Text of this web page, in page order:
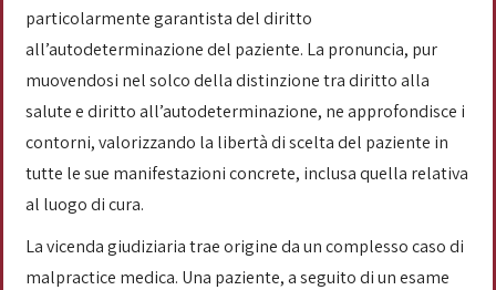
particolarmente garantista del diritto
all’autodeterminazione del paziente. La pronuncia, pur
muovendosi nel solco della distinzione tra diritto alla
salute e diritto all’autodeterminazione, ne approfondisce i
contorni, valorizzando la libertà di scelta del paziente in
tutte le sue manifestazioni concrete, inclusa quella relativa
al luogo di cura.
La vicenda giudiziaria trae origine da un complesso caso di
malpractice medica. Una paziente, a seguito di un esame